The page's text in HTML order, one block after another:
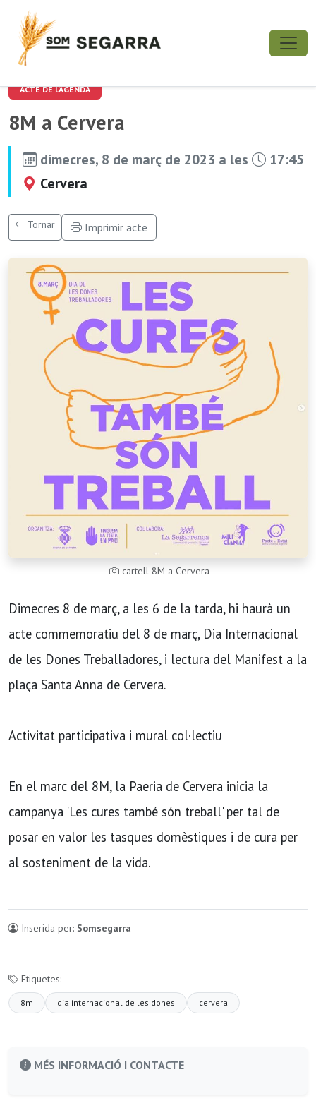
ACTE DE L'AGENDA
8M a Cervera
dimecres, 8 de març de 2023 a les
17:45
Cervera
Tornar Imprimir acte
cartell 8M a Cervera
Dimecres 8 de març, a les 6 de la tarda, hi haurà un
acte commemoratiu del 8 de març, Dia Internacional
de les Dones Treballadores, i lectura del Manifest a la
plaça Santa Anna de Cervera.
Activitat participativa i mural col·lectiu
En el marc del 8M, la Paeria de Cervera inicia la
campanya 'Les cures també són treball' per tal de
posar en valor les tasques domèstiques i de cura per
al sosteniment de la vida.
Inserida per: Somsegarra
Etiquetes:
8m dia internacional de les dones cervera
MÉS INFORMACIÓ I CONTACTE